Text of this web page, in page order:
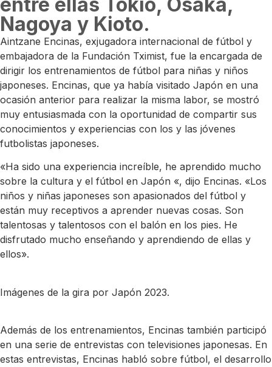
Nagoya y Kioto.
Aintzane Encinas, exjugadora internacional de fútbol y
embajadora de la Fundación Tximist, fue la encargada de
dirigir los entrenamientos de fútbol para niñas y niños
japoneses. Encinas, que ya había visitado Japón en una
ocasión anterior para realizar la misma labor, se mostró
muy entusiasmada con la oportunidad de compartir sus
conocimientos y experiencias con los y las jóvenes
futbolistas japoneses.
«Ha sido una experiencia increíble, he aprendido mucho
sobre la cultura y el fútbol en Japón «, dijo Encinas. «Los
niños y niñas japoneses son apasionados del fútbol y
están muy receptivos a aprender nuevas cosas. Son
talentosas y talentosos con el balón en los pies. He
disfrutado mucho enseñando y aprendiendo de ellas y
ellos».
Imágenes de la gira por Japón 2023.
Además de los entrenamientos, Encinas también participó
en una serie de entrevistas con televisiones japonesas. En
estas entrevistas, Encinas habló sobre fútbol, el desarrollo